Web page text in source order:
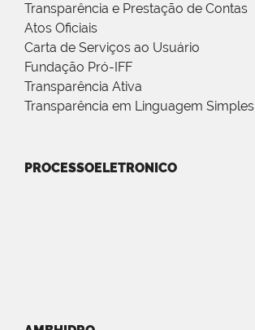
Transparência e Prestação de Contas
Atos Oficiais
Carta de Serviços ao Usuário
Fundação Pró-IFF
Transparência Ativa
Transparência em Linguagem Simples
PROCESSOELETRONICO